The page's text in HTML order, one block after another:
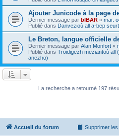
Ajouter Junicode à la page
Dernier message par bIBAR « mar.
Publié dans Danvezioù all a-bep seurt
Le Breton, langue officielle
Dernier message par Alan Monfort «
Publié dans Troidigezh meziantoù all
anezho)
La recherche a retourné 197
Accueil du forum Supprimer